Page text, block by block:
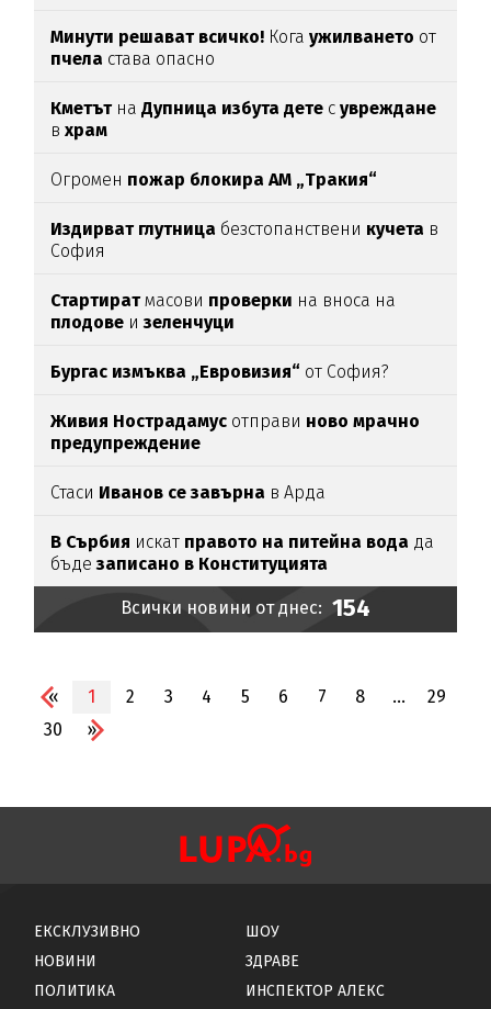
Минути решават всичко! Когаужилването от
пчела става опасно
Кметът наДупница избута дете сувреждане
вхрам
Огромен пожар блокира АМ „Тракия“
Издирват глутница безстопанствени кучета в
София
Стартиратмасови проверки на вноса на
плодове и зеленчуци
Бургас измъква „Евровизия“ от София?
Живия Нострадамус отправи ново мрачно
предупреждение
Стаси Иванов се завърна в Арда
В Сърбия искат правото на питейна вода да
бъде записано в Конституцията
Всички новини от днес: 154
« 1 2 3 4 5 6 7 8 ...
29
30
»
ЕКСКЛУЗИВНО
НОВИНИ
ПОЛИТИКА
ШОУ
ЗДРАВЕ
ИНСПЕКТОР АЛЕКС